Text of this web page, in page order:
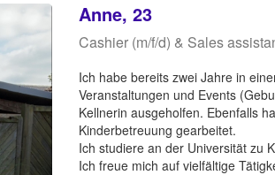
Anne, 23
Cashier (m/f/d) & Sales
Ich habe bereits zwei Jahre in
Veranstaltungen und Events
Kellnerin ausgeholfen. Ebenfalls
Kinderbetreuung gearbeitet.
Ich studiere an der Universität zu
Ich freue mich auf vielfältige